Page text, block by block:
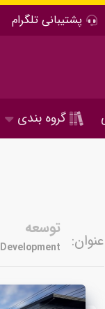
پشتیبانی تلگرام
گروه بندی
عنوان:
توسعه
Development